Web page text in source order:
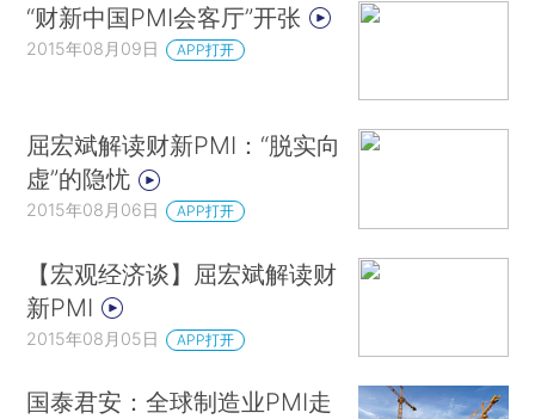
“财新中国PMI会客厅”开张
2015年08月09日 APP打开
屈宏斌解读财新PMI：“脱实向
虚”的隐忧
2015年08月06日 APP打开
【宏观经济谈】屈宏斌解读财
新PMI
2015年08月05日 APP打开
国泰君安：全球制造业PMI走